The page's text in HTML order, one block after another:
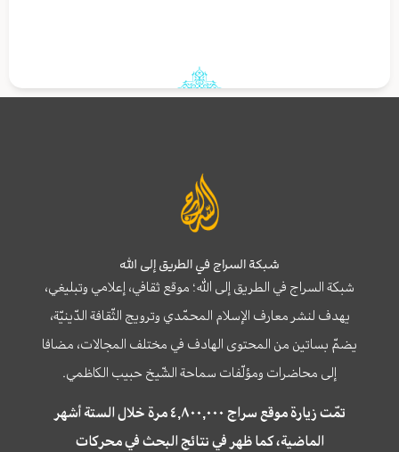
شبكة السراج في الطريق إلى الله
شبكة السراج في الطريق إلى الله؛ موقع ثقافي، إعلامي وتبليغي،
يهدف لنشر معارف الإسلام المحمّدي وترويج الثّقافة الدّينيّة،
يضمّ بساتين من المحتوى الهادف في مختلف المجالات، مضافا
إلى محاضرات ومؤلّفات سماحة الشّيخ حبيب الكاظمي.
تمّت زيارة موقع سراج ٤,٨٠٠,٠٠٠ مرة خلال الستة أشهر
الماضية، كما ظهر في نتائج البحث في محركات